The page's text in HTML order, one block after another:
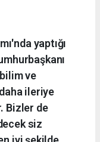
yaptığı
ve
ileriye
Bizler de
siz